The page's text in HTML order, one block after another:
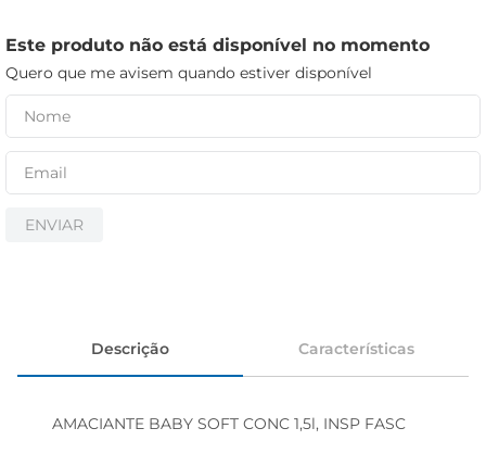
Este produto não está disponível no momento
Quero que me avisem quando estiver disponível
ENVIAR
Descrição Características
AMACIANTE BABY SOFT CONC 1,5l, INSP FASC
papel higiênico